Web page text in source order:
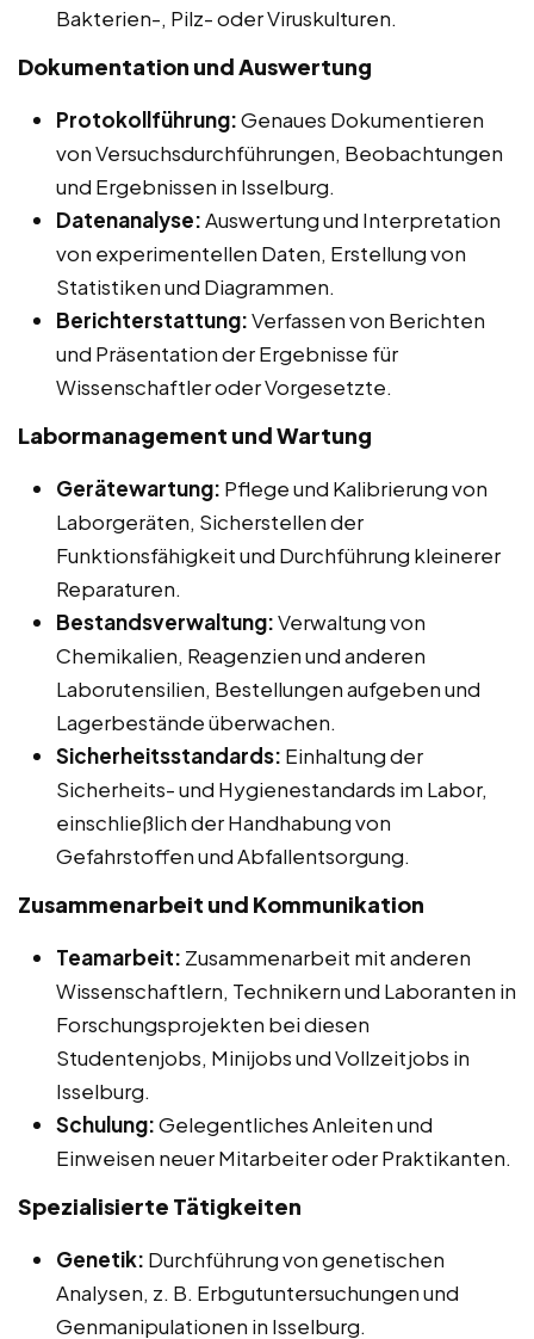
Bakterien-, Pilz- oder Viruskulturen.
Dokumentation und Auswertung
Protokollführung:Genaues Dokumentieren
von Versuchsdurchführungen, Beobachtungen
und Ergebnissen in Isselburg.
Datenanalyse:Auswertung und Interpretation
von experimentellen Daten, Erstellung von
Statistiken und Diagrammen.
Berichterstattung:Verfassen von Berichten
und Präsentation der Ergebnisse für
Wissenschaftler oder Vorgesetzte.
Labormanagement und Wartung
Gerätewartung: Pflege und Kalibrierung von
Laborgeräten, Sicherstellen der
Funktionsfähigkeit und Durchführung kleinerer
Reparaturen.
Bestandsverwaltung:Verwaltung von
Chemikalien, Reagenzien und anderen
Laborutensilien, Bestellungen aufgeben und
Lagerbestände überwachen.
Sicherheitsstandards: Einhaltung der
Sicherheits- und Hygienestandards im Labor,
einschließlich der Handhabung von
Gefahrstoffen und Abfallentsorgung.
Zusammenarbeit und Kommunikation
Teamarbeit: Zusammenarbeit mit anderen
Wissenschaftlern, Technikern und Laboranten in
Forschungsprojekten bei diesen
Studentenjobs, Minijobs und Vollzeitjobs in
Isselburg.
Schulung:Gelegentliches Anleiten und
Einweisen neuer Mitarbeiter oder Praktikanten.
Spezialisierte Tätigkeiten
Genetik: Durchführung von genetischen
Analysen, z. B. Erbgutuntersuchungen und
Genmanipulationen in Isselburg.